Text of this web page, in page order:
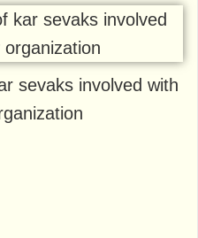
sevaks involved with